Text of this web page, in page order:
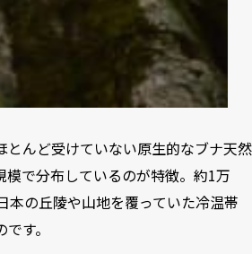
とんど受けていない原生的なブナ天然
模で分布しているのが特徴。約1万
本の丘陵や山地を覆っていた冷温帯
す。